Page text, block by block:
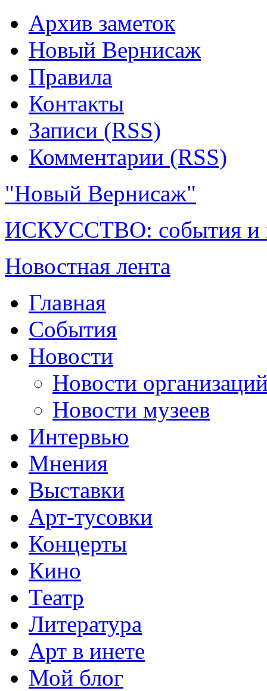
Архив заметок
Новый Вернисаж
Правила
Контакты
Записи (RSS)
Комментарии (RSS)
"Новый Вернисаж"
ИСКУССТВО: события и
Новостная лента
Главная
События
Новости
Новости
Новости музеев
Интервью
Мнения
Выставки
Арт-тусовки
Концерты
Кино
Театр
Литература
Арт в инете
Мой блог